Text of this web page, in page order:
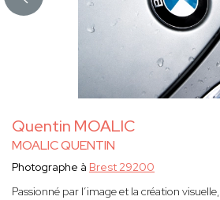
Quentin MOALIC
MOALIC QUENTIN
Photographe à Brest 29200
Passionné par l’image et la création visuelle,